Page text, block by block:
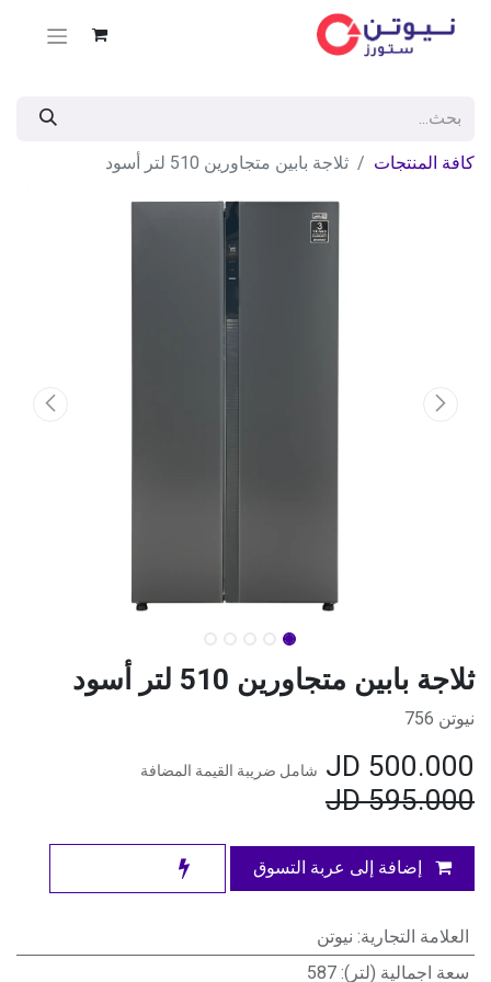
كافة المنتجات ثلاجة بابين متجاورين 510 لتر أسود
ثلاجة بابين متجاورين 510 لتر أسود
نيوتن 756
500.000 شامل ضريبة القيمة المضافة
595.000
JD
إضافة إلى عربة التسوق
العلامة التجارية: نيوتن
سعة اجمالية (لتر):
587